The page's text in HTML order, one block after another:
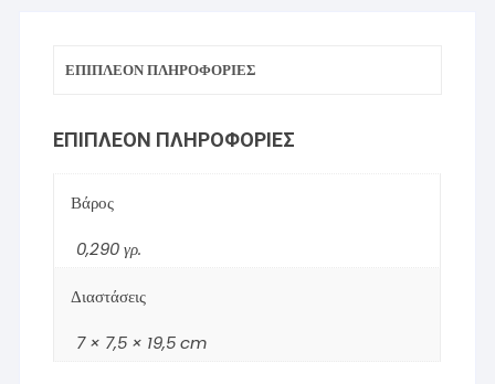
ΕΠΙΠΛΈΟΝ ΠΛΗΡΟΦΟΡΊΕΣ
ΕΠΙΠΛΈΟΝ ΠΛΗΡΟΦΟΡΊΕΣ
Βάρος
0,290 γρ.
Διαστάσεις
7 × 7,5 × 19,5 cm